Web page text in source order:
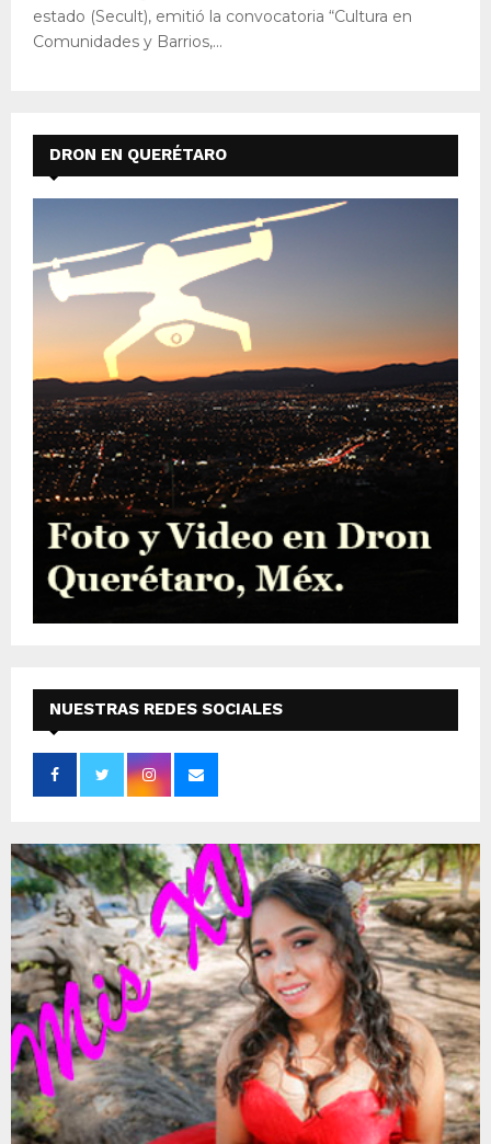
estado (Secult), emitió la convocatoria “Cultura en
Comunidades y Barrios,...
DRON EN QUERÉTARO
NUESTRAS REDES SOCIALES